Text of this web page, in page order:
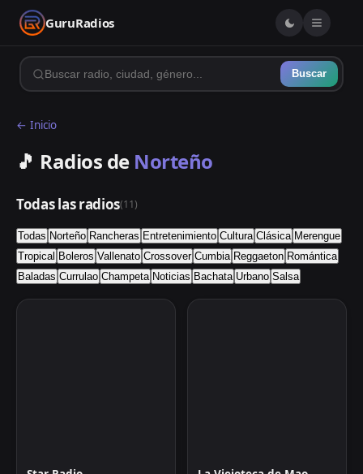
GuruRadios
Buscar
← Inicio
🎵 Radios de Norteño
Todas las radios(11)
Todas Norteño Rancheras Entretenimiento Cultura Clásica Merengue
Tropical Boleros Vallenato Crossover Cumbia Reggaeton Romántica
Baladas Currulao Champeta Noticias Bachata Urbano Salsa